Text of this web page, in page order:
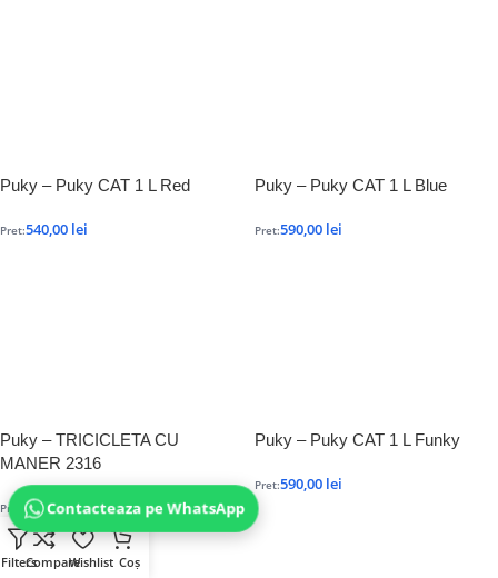
Puky – Puky CAT 1 L Red
Pret:540,00 lei
Puky – Puky CAT 1 L Blue
Pret:590,00 lei
Puky – TRICICLETA CU
MANER 2316
Pret:420,00lei
Puky – Puky CAT 1 L Funky
Pret:590,00 lei
FiltersCompareWishlist Coș
Contacteaza pe WhatsApp